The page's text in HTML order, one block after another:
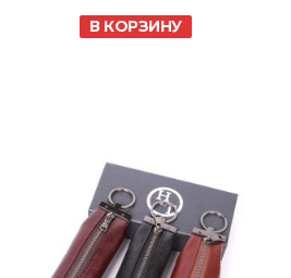
В КОРЗИНУ